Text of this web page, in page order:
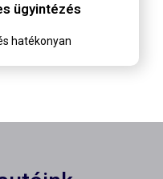
ügyintézés
hatékonyan